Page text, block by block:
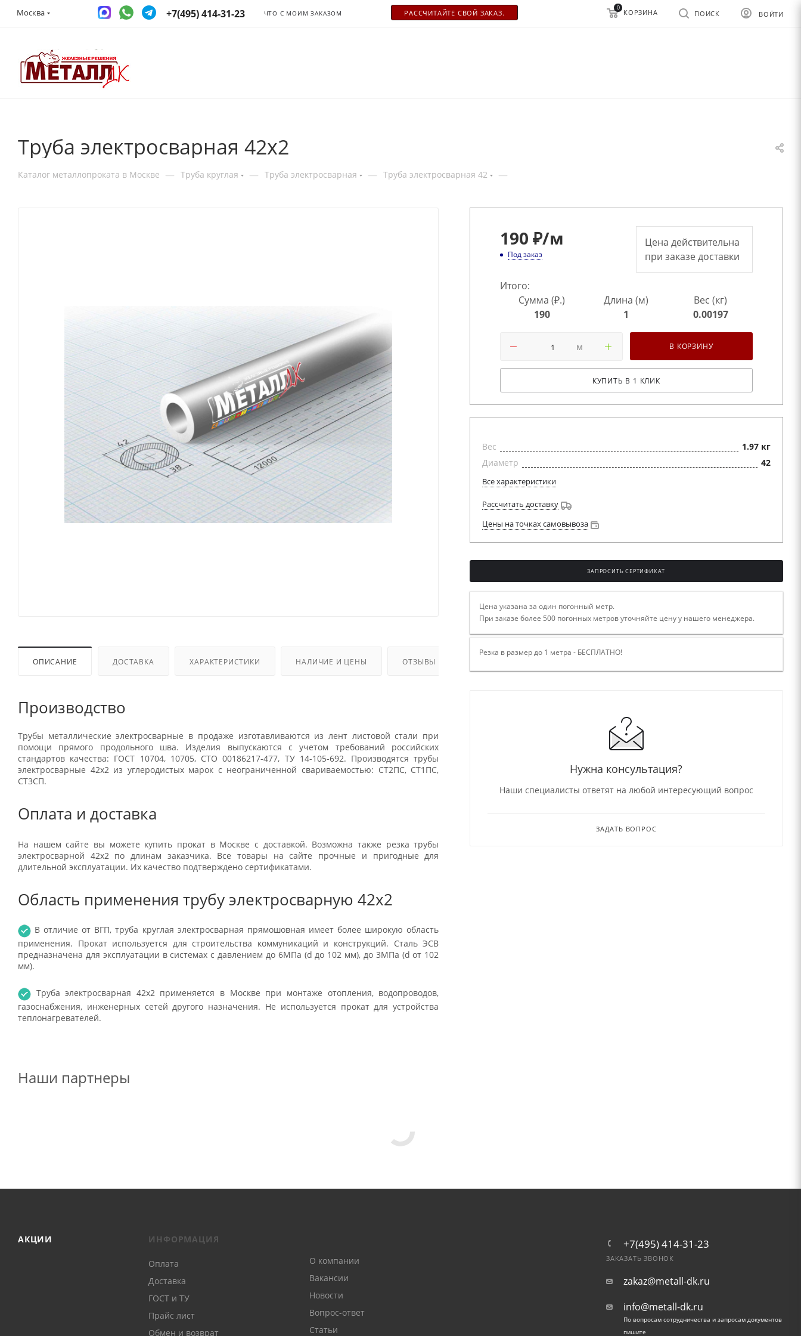
Москва +7(495) 414-31-23 ЧТО С МОИМ ЗАКАЗОМ РАСCЧИТАЙТЕ СВОЙ ЗАКАЗ. ВОЙТИ
ПОИСК
0
КОРЗИНА
Труба электросварная 42x2
Каталог металлопроката в Москве — Труба круглая — Труба электросварная — Труба электросварная 42 —
ОПИСАНИЕ ДОСТАВКА ХАРАКТЕРИСТИКИ НАЛИЧИЕ И ЦЕНЫ ОТЗЫВЫ
Производство
Трубы металлические электросварные в продаже изготавливаются из лент листовой стали при
помощи прямого продольного шва. Изделия выпускаются с учетом требований российских
стандартов качества: ГОСТ 10704, 10705, СТО 00186217-477, ТУ 14-105-692. Производятся трубы
электросварные 42x2 из углеродистых марок с неограниченной свариваемостью: СТ2ПС, СТ1ПС,
СТ3СП.
Оплата и доставка
На нашем сайте вы можете купить прокат в Москве с доставкой. Возможна также резка трубы
электросварной 42x2 по длинам заказчика. Все товары на сайте прочные и пригодные для
длительной эксплуатации. Их качество подтверждено сертификатами.
Область применения трубу электросварную 42x2
В отличие от ВГП, труба круглая электросварная прямошовная имеет более широкую область
применения. Прокат используется для строительства коммуникаций и конструкций. Сталь ЭСВ
предназначена для эксплуатации в системах с давлением до 6МПа (d до 102 мм), до 3МПа (d от 102
мм).
Труба электросварная 42x2 применяется в Москве при монтаже отопления, водопроводов,
газоснабжения, инженерных сетей другого назначения. Не используется прокат для устройства
теплонагревателей.
190 ₽/м
Под заказ
Цена действительна
при заказе доставки
Итого:
Сумма (₽.)
190
Длина (м)
1
Вес (кг)
0.00197
м В КОРЗИНУ
КУПИТЬ В 1 КЛИК
Вес
1.97 кг
Диаметр
42
Все характеристики
Рассчитать доставку
Цены на точках самовывоза
ЗАПРОСИТЬ СЕРТИФИКАТ
Цена указана за один погонный метр.
При заказе более 500 погонных метров уточняйте цену у нашего менеджера.
Резка в размер до 1 метра - БЕСПЛАТНО!
Нужна консультация?
Наши специалисты ответят на любой интересующий вопрос
ЗАДАТЬ ВОПРОС
Наши партнеры
АКЦИИ ИНФОРМАЦИЯ
Оплата
Доставка
ГОСТ и ТУ
Прайс лист
Обмен и возврат
О компании
Вакансии
Новости
Вопрос-ответ
Статьи
+7(495) 414-31-23
ЗАКАЗАТЬ ЗВОНОК
zakaz@metall-dk.ru
info@metall-dk.ru
По вопросам сотрудничества и запросам документов
пишите